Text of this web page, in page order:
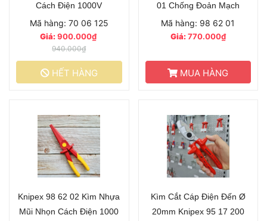
Cách Điện 1000V
Mã hàng: 70 06 125
Giá:900.000₫
940.000₫
HẾT HÀNG
01 Chống Đoản Mạch
Mã hàng: 98 62 01
Giá:770.000₫
MUA HÀNG
Knipex 98 62 02 Kìm Nhựa
Mũi Nhọn Cách Điện 1000
Kìm Cắt Cáp Điện Đến Ø
20mm Knipex 95 17 200